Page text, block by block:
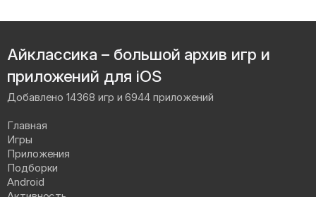
Айклассика – большой архив игр и
приложений для iOS
Добавлено 14368 игр и 6944 приложений
Главная
Игры
Приложения
Подборки
Android